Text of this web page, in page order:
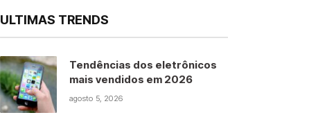
ULTIMAS TRENDS
Tendências dos eletrônicos
mais vendidos em 2026
agosto 5, 2026